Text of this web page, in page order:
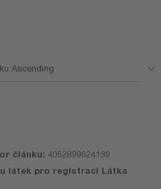
registraci 4052899624139